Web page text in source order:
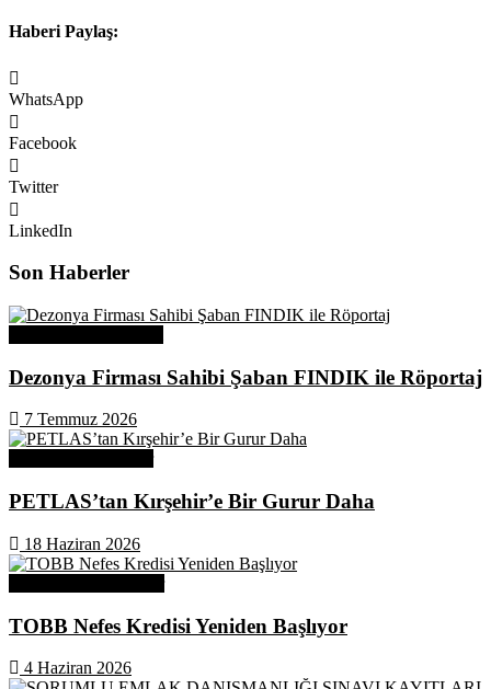
Haberi Paylaş:
WhatsApp
Facebook
Twitter
LinkedIn
Son Haberler
Dezonya Firması Sahibi Şaban FINDIK ile Röportaj
7 Temmuz 2026
PETLAS’tan Kırşehir’e Bir Gurur Daha
18 Haziran 2026
TOBB Nefes Kredisi Yeniden Başlıyor
4 Haziran 2026